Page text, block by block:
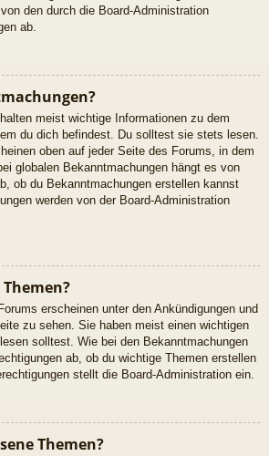
den durch die Board-Administration
ab.
meist wichtige Informationen zu dem
du dich befindest. Du solltest sie stets lesen.
oben auf jeder Seite des Forums, in dem
globalen Bekanntmachungen hängt es von
ob du Bekanntmachungen erstellen kannst
werden von der Board-Administration
erscheinen unter den Ankündigungen und
zu sehen. Sie haben meist einen wichtigen
solltest. Wie bei den Bekanntmachungen
ab, ob du wichtige Themen erstellen
stellt die Board-Administration ein.
Themen?